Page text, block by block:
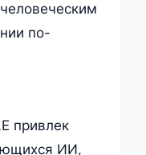
по-
привлек
ИИ,